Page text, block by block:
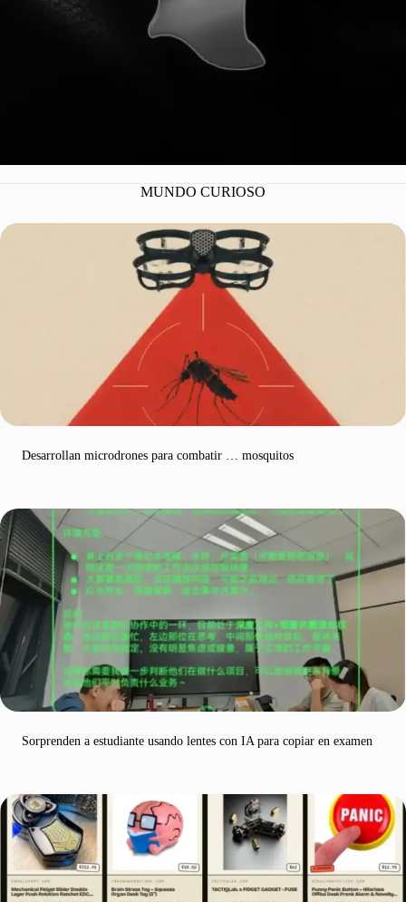
MUNDO CURIOSO
Desarrollan microdrones para combatir … mosquitos
Sorprenden a estudiante usando lentes con IA para copiar en examen